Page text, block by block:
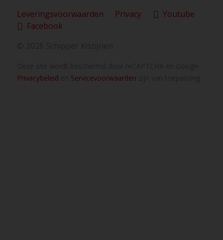
Leveringsvoorwaarden Privacy
Youtube
Facebook
Privacybeleid
Servicevoorwaarden